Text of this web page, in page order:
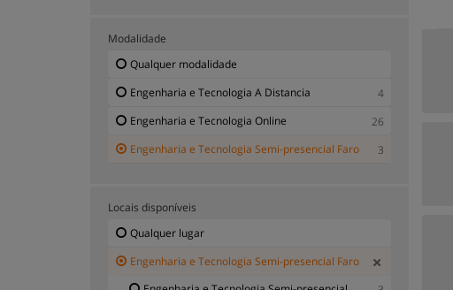
Modalidade
Qualquer modalidade
Engenharia e Tecnologia A Distancia
4
Engenharia e Tecnologia Online
26
Engenharia e Tecnologia Semi-presencial Faro
3
Locais disponíveis
Qualquer lugar
Engenharia e Tecnologia Semi-presencial Faro